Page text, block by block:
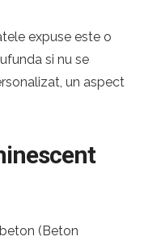
expuse este o
si nu se
un aspect
(Beton